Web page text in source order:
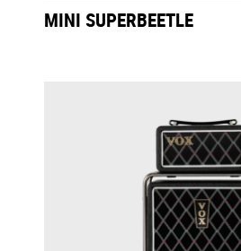
MINI SUPERBEETLE